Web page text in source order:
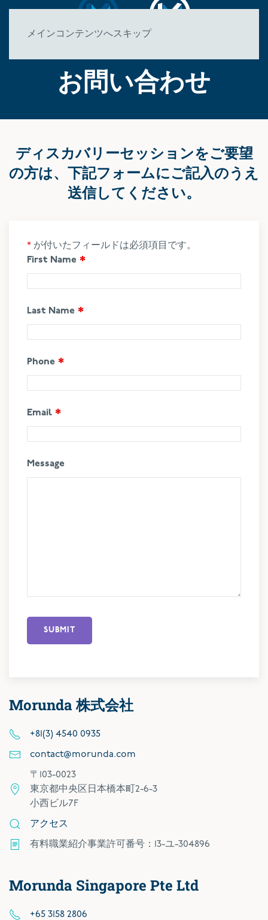
メインコンテンツへスキップ
お問い合わせ
ディスカバリーセッションをご要望
の方は、下記フォームにご記入のうえ
送信してください。
* が付いたフィールドは必須項目です。
First Name *
Last Name *
Phone *
Email *
Message
Morunda 株式会社
+81(3) 4540 0935
contact@morunda.com
〒103-0023
東京都中央区日本橋本町2-6-3
小西ビル7F
アクセス
有料職業紹介事業許可番号：13-ユ-304896
Morunda Singapore Pte Ltd
+65 3158 2806